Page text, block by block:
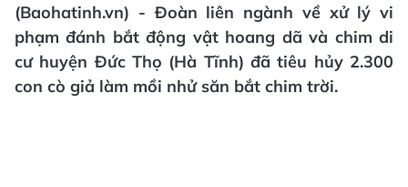
(Baohatinh.vn) - Đoàn liên ngành về xử lý vi
phạm đánh bắt động vật hoang dã và chim di
cư huyện Đức Thọ (Hà Tĩnh) đã tiêu hủy 2.300
con cò giả làm mồi nhử săn bắt chim trời.